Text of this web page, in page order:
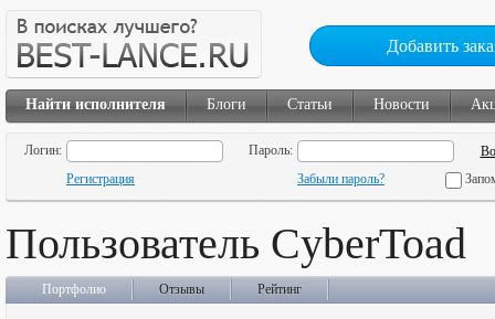
Добавить
Найти исполнителя Блоги Статьи Новости
Логин:
Пароль:
Регистрация
Забыли пароль?
Пользователь CyberToad
Портфолио Отзывы Рейтинг